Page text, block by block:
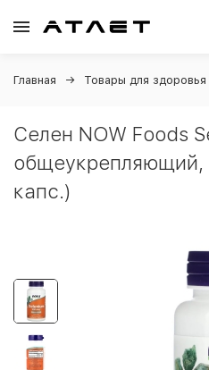
Главная Товары для
Селен NOW Foods
общеукрепляющий,
капс.)